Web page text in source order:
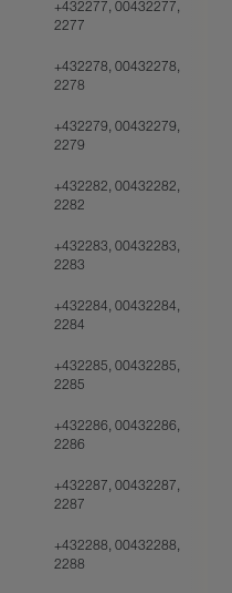
+432277, 00432277,
2277
+432278, 00432278,
2278
+432279, 00432279,
2279
+432282, 00432282,
2282
+432283, 00432283,
2283
+432284, 00432284,
2284
+432285, 00432285,
2285
+432286, 00432286,
2286
+432287, 00432287,
2287
+432288, 00432288,
2288